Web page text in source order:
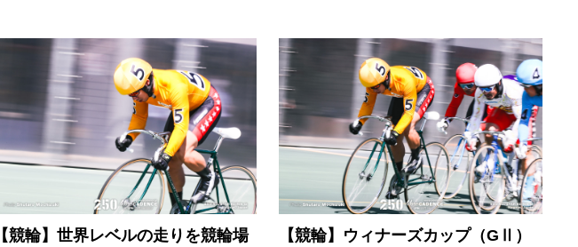
【競輪】世界レベルの走りを競輪場
【競輪】ウィナーズカップ（GⅡ）